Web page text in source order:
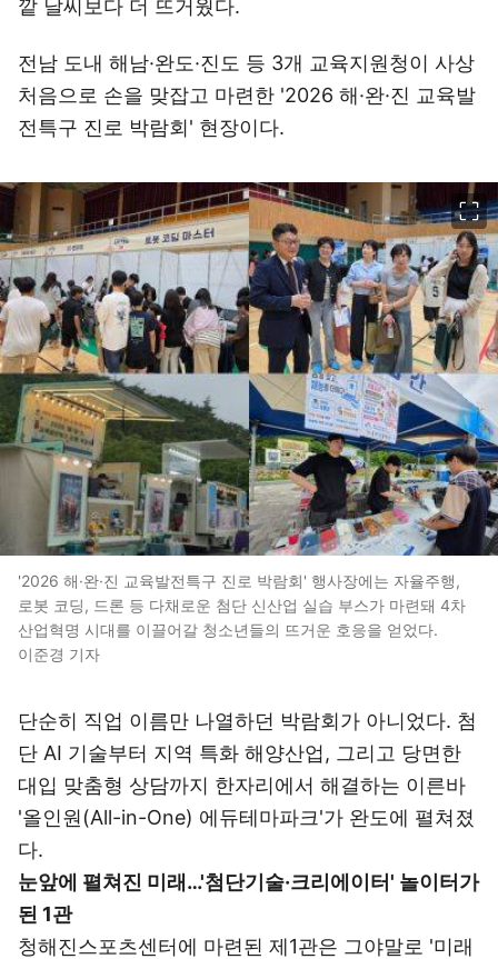
깥 날씨보다 더 뜨거웠다.
전남 도내 해남·완도·진도 등 3개 교육지원청이 사상
처음으로 손을 맞잡고 마련한 '2026 해·완·진 교육발
전특구 진로 박람회' 현장이다.
'2026 해·완·진 교육발전특구 진로 박람회' 행사장에는 자율주행,
로봇 코딩, 드론 등 다채로운 첨단 신산업 실습 부스가 마련돼 4차
산업혁명 시대를 이끌어갈 청소년들의 뜨거운 호응을 얻었다.
이준경 기자
단순히 직업 이름만 나열하던 박람회가 아니었다. 첨
단 AI 기술부터 지역 특화 해양산업, 그리고 당면한
대입 맞춤형 상담까지 한자리에서 해결하는 이른바
'올인원(All-in-One) 에듀테마파크'가 완도에 펼쳐졌
다.
눈앞에 펼쳐진 미래…'첨단기술·크리에이터' 놀이터가
된 1관
청해진스포츠센터에 마련된 제1관은 그야말로 '미래